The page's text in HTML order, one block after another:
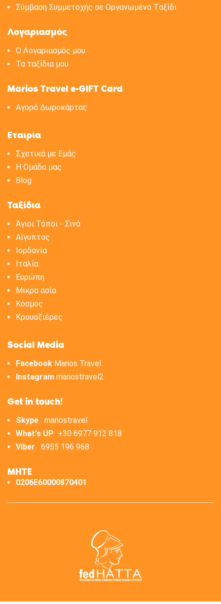
Σύμβαση Συμμετοχής σε Oργανωμένο Tαξίδι
Λογαριασμός
Ο Λογαριασμός μου
Τα ταξίδια μου
Marios Travel e-GIFT Card
Αγορά Δωροκάρτας
Εταιρία
Σχετικά με Eμάς
H Oμάδα μας
Blog
Ταξίδια
Άγιοι Τόποι - Σινά
Αίγυπτος
Ιορδανία
Ιταλία
Ευρώπη
Μικρα ασία
Κόσμος
Κρουαζιέρες
Social Media
Facebook Marios Travel
Instagram mariostravel2
Get in touch!
Skype
mariostravel
What's UP +30 6977 912 818
Viber
6955 196 968
ΜΗΤΕ
0206E60000870401